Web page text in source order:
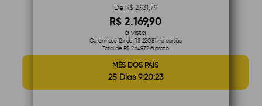
De R$ 2.931,79
R$ 2.169,90
à vista
Ou em até 12x de R$ 220,81 no cartão
Total de R$ 2.649,72 à prazo
MÊS DOS PAIS
25 Dias 9:20:22